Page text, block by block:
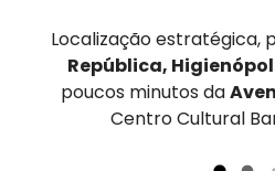
Localização estratégica,
República,
poucos minutos da
Centro Cultural